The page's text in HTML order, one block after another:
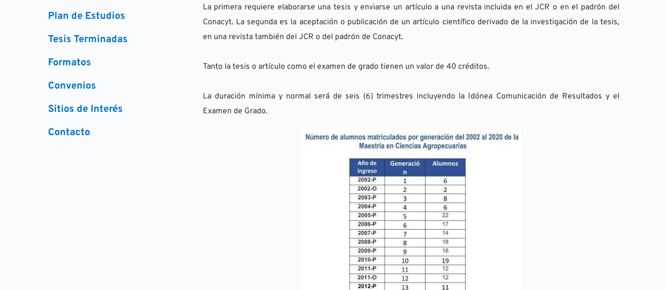
Plan de Estudios
Tesis Terminadas
Formatos
Convenios
Sitios de Interés
Contacto
La primera requiere elaborarse una tesis y enviarse un artículo a una revista incluida en el JCR o en el padrón del
Conacyt. La segunda es la aceptación o publicación de un artículo científico derivado de la investigación de la tesis,
en una revista también del JCR o del padrón de Conacyt.
Tanto la tesis o artículo como el examen de grado tienen un valor de 40 créditos.
La duración mínima y normal será de seis (6) trimestres incluyendo la Idónea Comunicación de Resultados y el
Examen de Grado.